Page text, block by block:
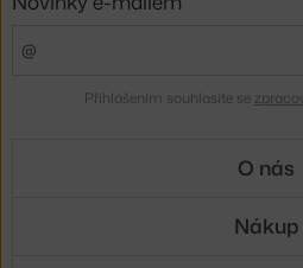
Přihlášením souhlasíte se
O nás
Nákup